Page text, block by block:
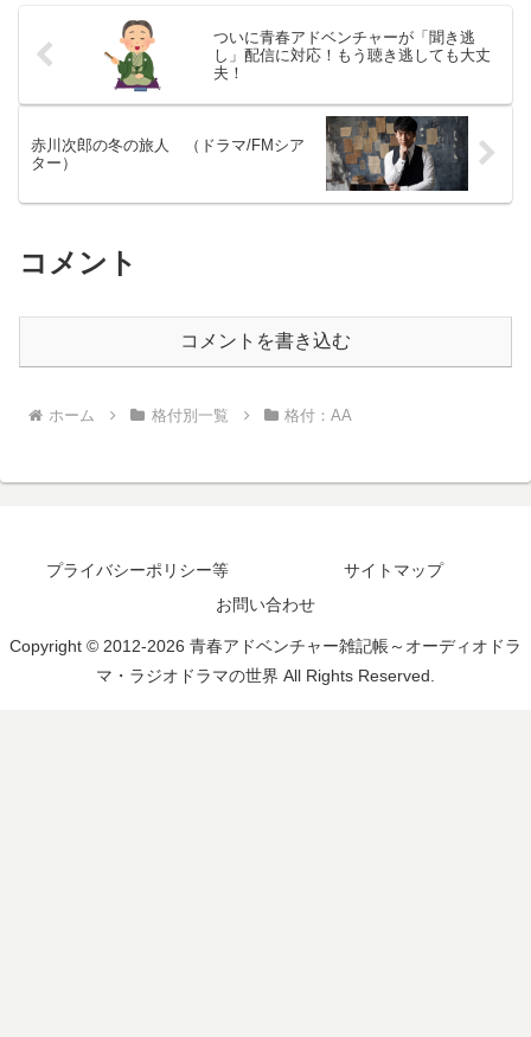
でもとても幸福な日々が始まった。それ
は、港町・ハンブルグで起きた、4匹の
猫、2羽のカモメ、そして1人の人間を巡
ついに青春アドベンチャーが「聞き逃
し」配信に対応！もう聴き逃しても大丈
夫！
赤川次郎の冬の旅人 （ドラマ/FMシア
ター）
コメント
コメントを書き込む
ホーム 格付別一覧 格付：AA
プライバシーポリシー等
サイトマップ
お問い合わせ
Copyright © 2012-2026 青春アドベンチャー雑記帳～オーディオドラ
マ・ラジオドラマの世界 All Rights Reserved.